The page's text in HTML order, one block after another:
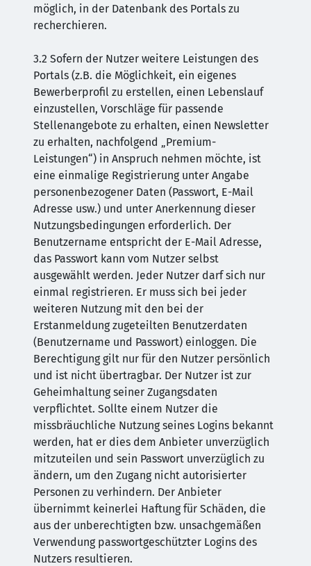
möglich, in der Datenbank des Portals zu
recherchieren.
3.2 Sofern der Nutzer weitere Leistungen des
Portals (z.B. die Möglichkeit, ein eigenes
Bewerberprofil zu erstellen, einen Lebenslauf
einzustellen, Vorschläge für passende
Stellenangebote zu erhalten, einen Newsletter
zu erhalten, nachfolgend „Premium-
Leistungen“) in Anspruch nehmen möchte, ist
eine einmalige Registrierung unter Angabe
personenbezogener Daten (Passwort, E-Mail
Adresse usw.) und unter Anerkennung dieser
Nutzungsbedingungen erforderlich. Der
Benutzername entspricht der E-Mail Adresse,
das Passwort kann vom Nutzer selbst
ausgewählt werden. Jeder Nutzer darf sich nur
einmal registrieren. Er muss sich bei jeder
weiteren Nutzung mit den bei der
Erstanmeldung zugeteilten Benutzerdaten
(Benutzername und Passwort) einloggen. Die
Berechtigung gilt nur für den Nutzer persönlich
und ist nicht übertragbar. Der Nutzer ist zur
Geheimhaltung seiner Zugangsdaten
verpflichtet. Sollte einem Nutzer die
missbräuchliche Nutzung seines Logins bekannt
werden, hat er dies dem Anbieter unverzüglich
mitzuteilen und sein Passwort unverzüglich zu
ändern, um den Zugang nicht autorisierter
Personen zu verhindern. Der Anbieter
übernimmt keinerlei Haftung für Schäden, die
aus der unberechtigten bzw. unsachgemäßen
Verwendung passwortgeschützter Logins des
Nutzers resultieren.